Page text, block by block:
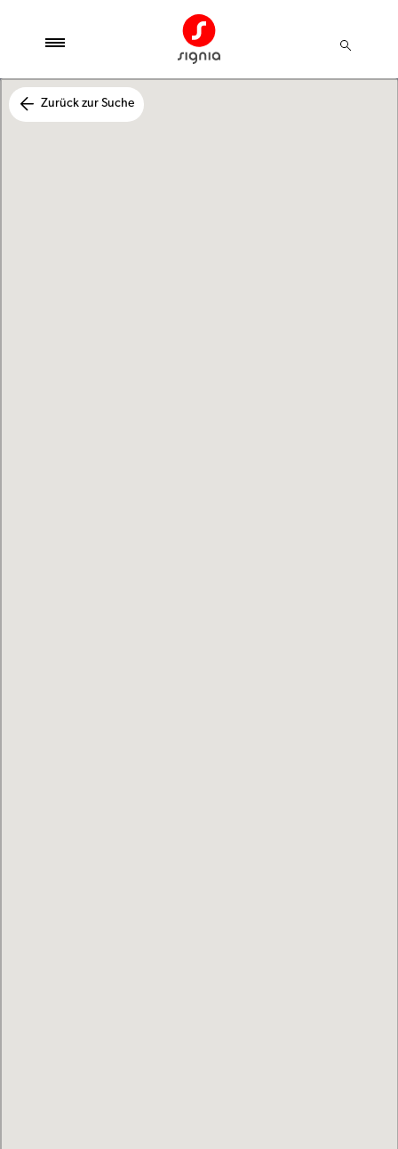
Zurück zur Suche